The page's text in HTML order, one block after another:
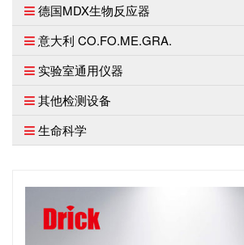
德国MDX生物反应器
意大利 CO.FO.ME.GRA.
实验室通用仪器
其他检测设备
生命科学